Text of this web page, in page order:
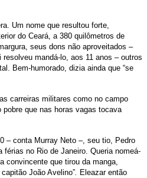
Um nome que resultou forte,
do Ceará, a 380 quilômetros de
seus dons não aproveitados –
mandá-lo, aos 11 anos – outros
Bem-humorado, dizia ainda que “se
carreiras militares como no campo
que nas horas vagas tocava
– conta Murray Neto –, seu tio, Pedro
no Rio de Janeiro. Queria nomeá-
convincente que tirou da manga,
João Avelino”. Eleazar então